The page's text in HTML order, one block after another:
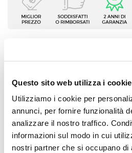
Questo sito web utilizza i cookie
Utilizziamo i cookie per
annunci, per fornire funzionalità
analizzare il nostro traffico.
informazioni sul modo in cui
nostri partner che si occupano di
Tipologia
Tavolino
Dimensioni
Altezza
48 cm
Materiale Piano
Materiale Struttura